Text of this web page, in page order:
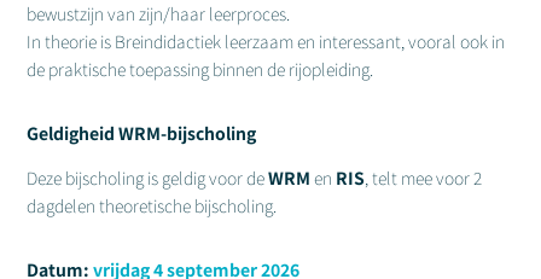
bewustzijn van zijn/haar leerproces.
In theorie is Breindidactiek leerzaam en interessant, vooral ook in
de praktische toepassing binnen de rijopleiding.
Geldigheid WRM-bijscholing
Deze bijscholing is geldig voor deWRM en RIS, telt mee voor 2
dagdelen theoretische bijscholing.
Datum: vrijdag 4 september 2026